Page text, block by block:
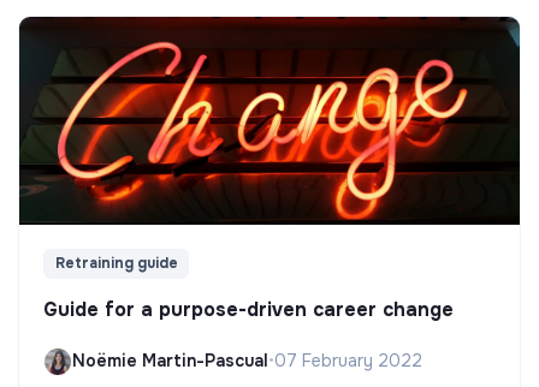
Retraining guide
Guide for a purpose-driven career change
Noëmie Martin-Pascual•07 February 2022